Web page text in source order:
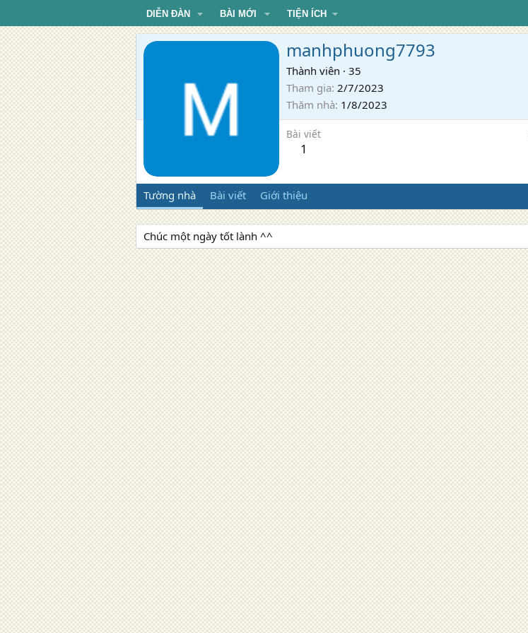
DIỄN ĐÀN BÀI MỚI TIỆN ÍCH
manhphuong7793
Thành viên · 35
Tham gia 2/7/2023
Thăm nhà 1/8/2023
Bài viết
1
Tường nhà Bài viết Giới thiệu
Chúc một ngày tốt lành ^^